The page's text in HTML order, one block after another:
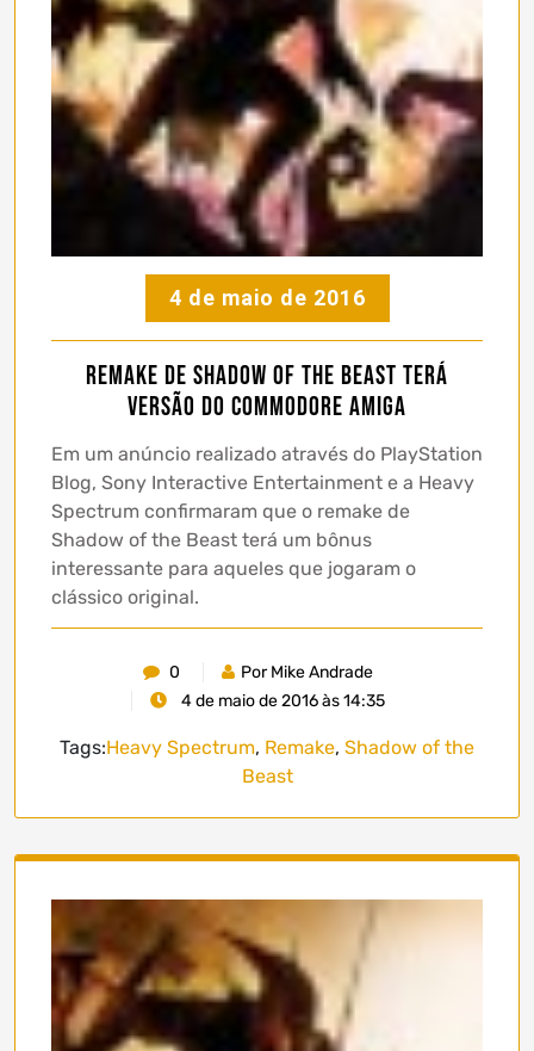
4 de maio de 2016
Remake de Shadow of the Beast terá
versão do Commodore Amiga
Em um anúncio realizado através do PlayStation
Blog, Sony Interactive Entertainment e a Heavy
Spectrum confirmaram que o remake de
Shadow of the Beast terá um bônus
interessante para aqueles que jogaram o
clássico original.
0
Por Mike Andrade
4 de maio de 2016 às 14:35
Tags:Heavy Spectrum, Remake, Shadow of the
Beast